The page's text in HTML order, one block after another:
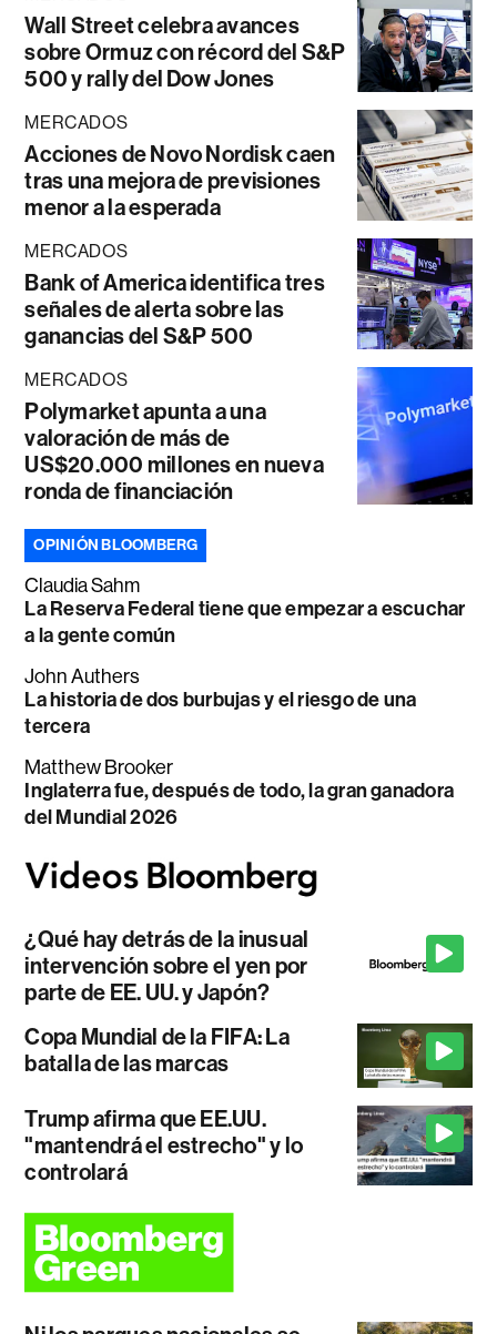
Wall Street celebra avances
sobre Ormuz con récord del S&P
500 y rally del Dow Jones
MERCADOS
Acciones de Novo Nordisk caen
tras una mejora de previsiones
menor a la esperada
MERCADOS
Bank of America identifica tres
señales de alerta sobre las
ganancias del S&P 500
MERCADOS
Polymarket apunta a una
valoración de más de
US$20.000 millones en nueva
ronda de financiación
OPINIÓN BLOOMBERG
Claudia Sahm
La Reserva Federal tiene que empezar a escuchar
a la gente común
John Authers
La historia de dos burbujas y el riesgo de una
tercera
Matthew Brooker
Inglaterra fue, después de todo, la gran ganadora
del Mundial 2026
¿Qué hay detrás de la inusual
intervención sobre el yen por
parte de EE. UU. y Japón?
Copa Mundial de la FIFA: La
batalla de las marcas
Trump afirma que EE.UU.
"mantendrá el estrecho" y lo
controlará